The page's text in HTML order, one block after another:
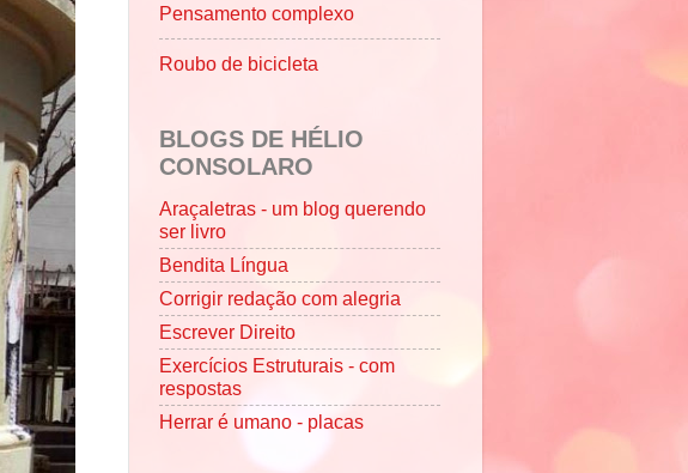
Pensamento complexo
Roubo de bicicleta
BLOGS DE HÉLIO
CONSOLARO
Araçaletras - um blog querendo
ser livro
Bendita Língua
Corrigir redação com alegria
Escrever Direito
Exercícios Estruturais - com
respostas
Herrar é umano - placas